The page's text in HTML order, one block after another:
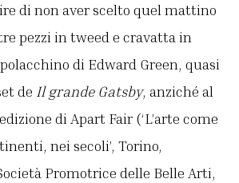
di non aver scelto quel mattino
pezzi in tweed e cravatta in
di Edward Green, quasi
de Il grande Gatsby, anziché al
di Apart Fair (‘L’arte come
nei secoli’, Torino,
Promotrice delle Belle Arti,